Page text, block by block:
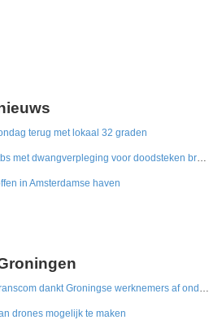
terug met lokaal 32 graden
Celstraf van 6 jaar en tbs met dwangverpleging voor doodsteken broer in Gouda
in Amsterdamse haven
FNV: Callcenterreus Transcom dankt Groningse werknemers af ondanks miljoenenwinsten
drones mogelijk te maken